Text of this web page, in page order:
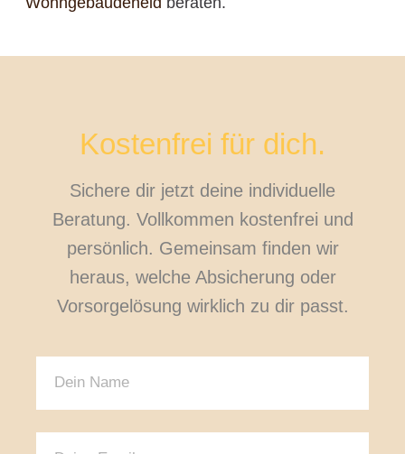
Kostenfrei für dich.
Sichere dir jetzt deine individuelle
Beratung. Vollkommen kostenfrei und
persönlich. Gemeinsam finden wir
heraus, welche Absicherung oder
Vorsorgelösung wirklich zu dir passt.